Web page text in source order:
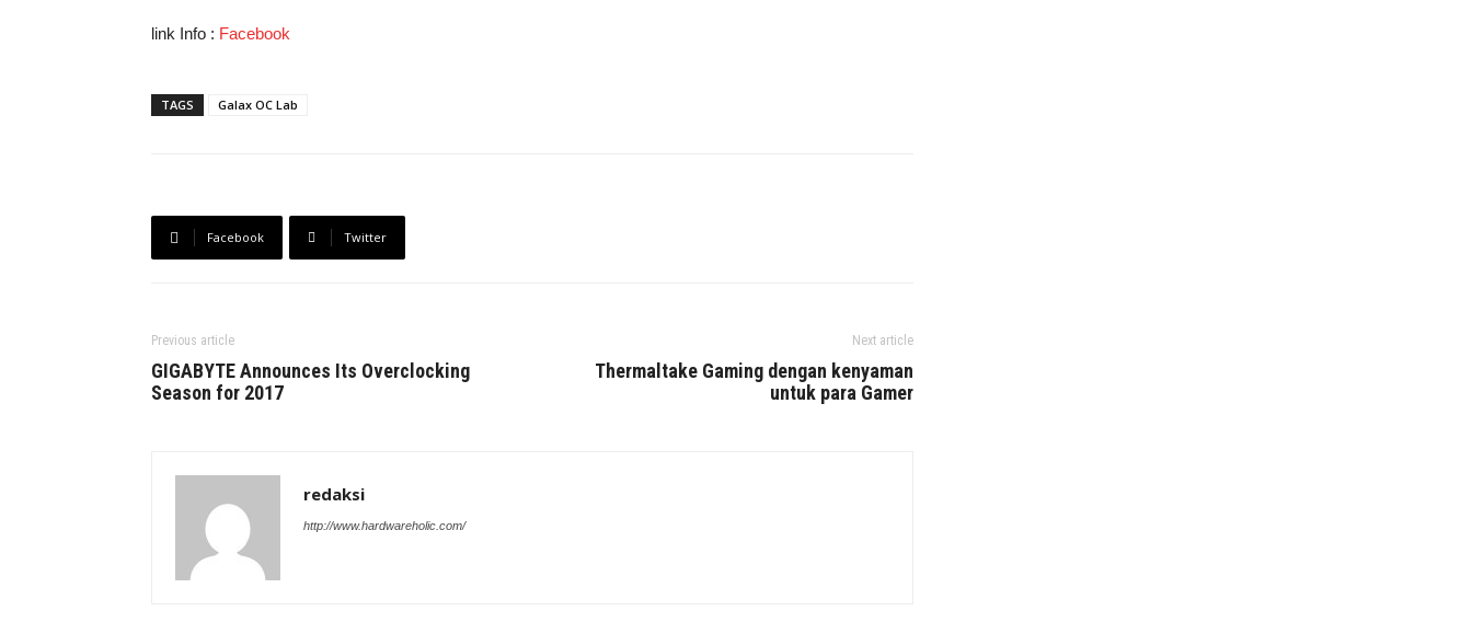
link Info : Facebook
TAGS Galax OC Lab
Facebook Twitter
Previous article
GIGABYTE Announces Its Overclocking
Season for 2017
Next article
Thermaltake Gaming dengan kenyaman
untuk para Gamer
redaksi
http://www.hardwareholic.com/